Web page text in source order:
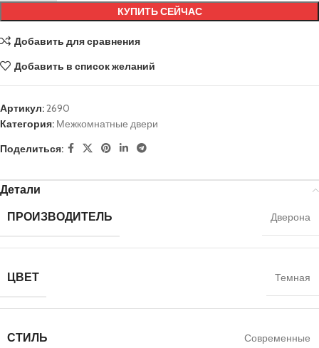
КУПИТЬ СЕЙЧАС
Добавить для сравнения
Добавить в список желаний
Артикул:2690
Категория: Межкомнатные двери
Поделиться:
Детали
ПРОИЗВОДИТЕЛЬ
Дверона
ЦВЕТ Темная
СТИЛЬ Современные